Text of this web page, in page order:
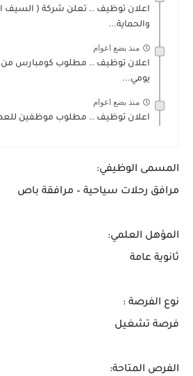
اعلان توظيف .. تعلن شركة ( السيف
والحماية...
منذ بضع اعوام
اعلان توظيف .. مطلوب كومبارس من
يومي...
منذ بضع اعوام
اعلان توظيف .. مطلوب موظفين
المسمى الوظيفي:
مرافق رحلات سياحية – مرافقة باص
المؤهل العلمي:
ثانوية عامة
نوع الفرصة :
فرصة تشغيل
الفرص المتاحة: